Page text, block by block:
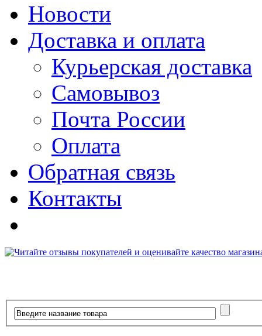
Новости
Доставка и оплата
Курьерская доставка
Самовывоз
Почта России
Оплата
Обратная связь
Контакты